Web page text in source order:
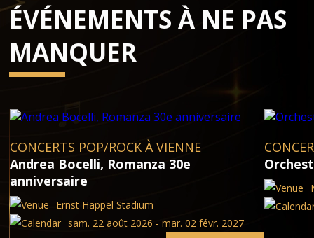
ÉVÉNEMENTS À NE PAS
MANQUER
CONCERTS POP/ROCK À VIENNE
Andrea Bocelli, Romanza 30e
anniversaire
Ernst Happel Stadium
sam. 22 août 2026 - mar. 02 févr. 2027